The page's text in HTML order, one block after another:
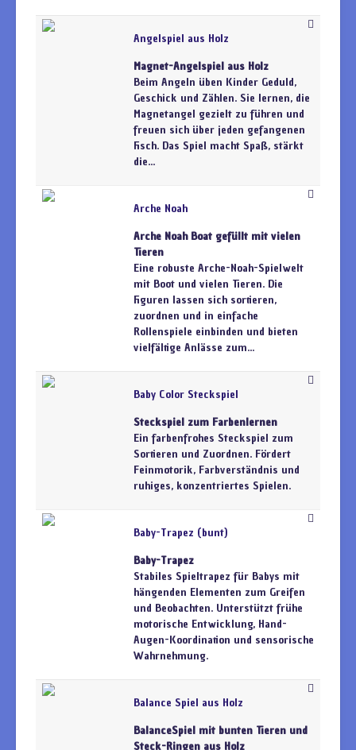
Angelspiel aus Holz
Magnet-Angelspiel aus Holz
Beim Angeln üben Kinder Geduld,
Geschick und Zählen. Sie lernen, die
Magnetangel gezielt zu führen und
freuen sich über jeden gefangenen
Fisch. Das Spiel macht Spaß, stärkt
die...
Arche Noah
Arche Noah Boat gefüllt mit vielen
Tieren
Eine robuste Arche-Noah-Spielwelt
mit Boot und vielen Tieren. Die
Figuren lassen sich sortieren,
zuordnen und in einfache
Rollenspiele einbinden und bieten
vielfältige Anlässe zum...
Baby Color Steckspiel
Steckspiel zum Farbenlernen
Ein farbenfrohes Steckspiel zum
Sortieren und Zuordnen. Fördert
Feinmotorik, Farbverständnis und
ruhiges, konzentriertes Spielen.
Baby-Trapez (bunt)
Baby-Trapez
Stabiles Spieltrapez für Babys mit
hängenden Elementen zum Greifen
und Beobachten. Unterstützt frühe
motorische Entwicklung, Hand-
Augen-Koordination und sensorische
Wahrnehmung.
Balance Spiel aus Holz
BalanceSpiel mit bunten Tieren und
Steck-Ringen aus Holz